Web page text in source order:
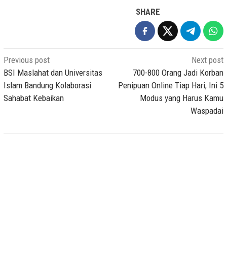
SHARE
Post
navigation
Previous post
BSI Maslahat dan Universitas
Islam Bandung Kolaborasi
Sahabat Kebaikan
Next post
700-800 Orang Jadi Korban
Penipuan Online Tiap Hari, Ini 5
Modus yang Harus Kamu
Waspadai